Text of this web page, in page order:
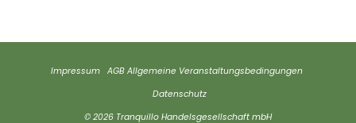
Impressum AGB Allgemeine Veranstaltungsbedingungen
Datenschutz
© 2026 Tranquillo Handelsgesellschaft mbH